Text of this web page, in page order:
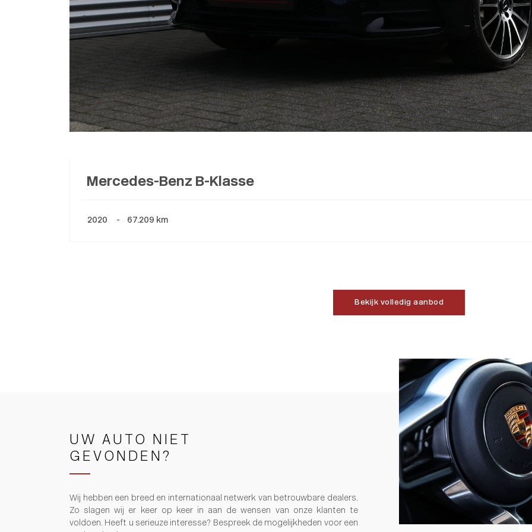
Mercedes-Benz B-Klasse
2020 - 67.209 km
Bekijk volledig aanbod
UW AUTO NIET
GEVONDEN?
Wij hebben een breed en internationaal netwerk van betrouwbare dealers.
Zo slagen wij er keer op keer in aan de wensen van onze klanten te
voldoen. Heeft u serieuze interesse? Bespreek de mogelijkheden voor een